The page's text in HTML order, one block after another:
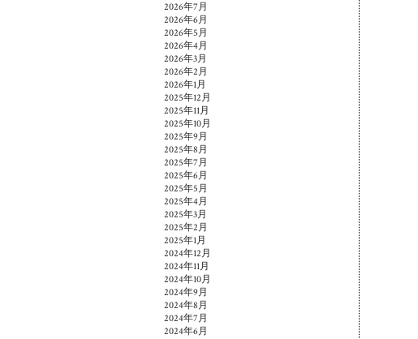
2026年7月
2026年6月
2026年5月
2026年4月
2026年3月
2026年2月
2026年1月
2025年12月
2025年11月
2025年10月
2025年9月
2025年8月
2025年7月
2025年6月
2025年5月
2025年4月
2025年3月
2025年2月
2025年1月
2024年12月
2024年11月
2024年10月
2024年9月
2024年8月
2024年7月
2024年6月